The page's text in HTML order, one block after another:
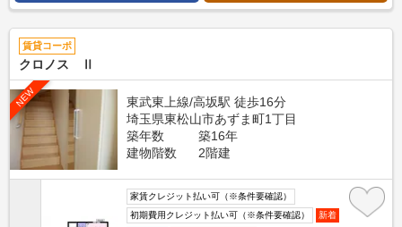
賃貸コーポ
クロノス Ⅱ
NEW
東武東上線/高坂駅 徒歩16分
埼玉県東松山市あずま町1丁目
築年数
築16年
建物階数
2階建
家賃クレジット払い可（※条件要確認）
初期費用クレジット払い可（※条件要確認）
新着